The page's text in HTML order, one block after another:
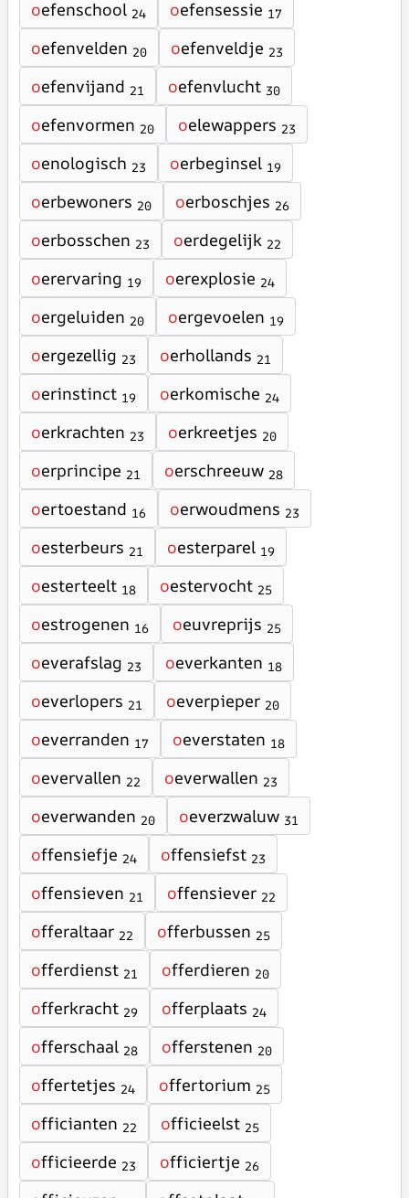
oefenschool 24 oefensessie 17
oefenvelden 20 oefenveldje 23
oefenvijand 21 oefenvlucht 30
oefenvormen 20 oelewappers 23
oenologisch 23 oerbeginsel 19
oerbewoners 20 oerboschjes 26
oerbosschen 23 oerdegelijk 22
oerervaring 19 oerexplosie 24
oergeluiden 20 oergevoelen 19
oergezellig 23 oerhollands 21
oerinstinct 19 oerkomische 24
oerkrachten 23 oerkreetjes 20
oerprincipe 21 oerschreeuw 28
oertoestand 16 oerwoudmens 23
oesterbeurs 21 oesterparel 19
oesterteelt 18 oestervocht 25
oestrogenen 16 oeuvreprijs 25
oeverafslag 23 oeverkanten 18
oeverlopers 21 oeverpieper 20
oeverranden 17 oeverstaten 18
oevervallen 22 oeverwallen 23
oeverwanden 20 oeverzwaluw 31
offensiefje 24 offensiefst 23
offensieven 21 offensiever 22
offeraltaar 22 offerbussen 25
offerdienst 21 offerdieren 20
offerkracht 29 offerplaats 24
offerschaal 28 offerstenen 20
offertetjes 24 offertorium 25
officianten 22 officieelst 25
officieerde 23 officiertje 26